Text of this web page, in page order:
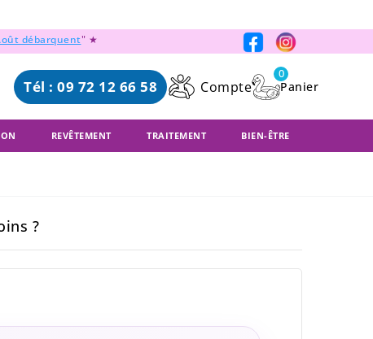
débarquent" ★
Tél : 09 72 12 66 58 Compte
0
REVÊTEMENT TRAITEMENT BIEN-ÊTRE
?